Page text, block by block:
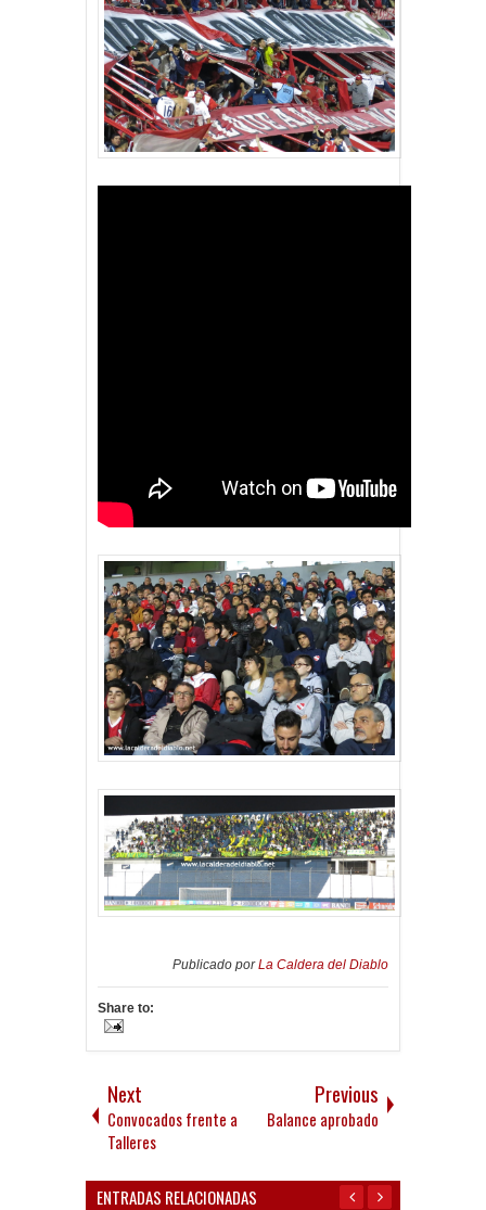
Publicado porLa Caldera del Diablo
Share to:
Next
Convocados frente a
Talleres
Previous
Balance aprobado
ENTRADAS RELACIONADAS